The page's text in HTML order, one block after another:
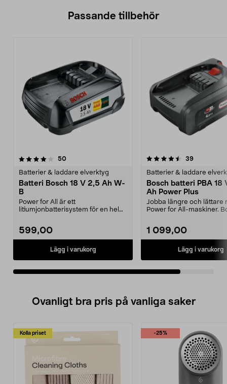
Passande tillbehör
50recensioner
Batterier & laddare elverktyg
Batteri Bosch 18 V 2,5 Ah W-
B
Power for All är ett
litiumjonbatterisystem för en hel
599,00
Lägg i varukorg
4.5av 5 stjärnor 39recensioner
Batterier & laddare
Bosch batteri PBA 18
Ah Power Plus
Jobba längre och lättare
Power for All-maskiner.
1 099,00
Lägg i varukorg
Ovanligt bra pris på vanliga saker
Kolla priset -25%